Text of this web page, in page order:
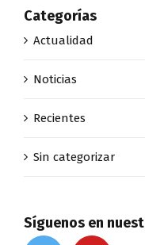
Categorías
Actualidad
Noticias
Recientes
Sin categorizar
Síguenos en